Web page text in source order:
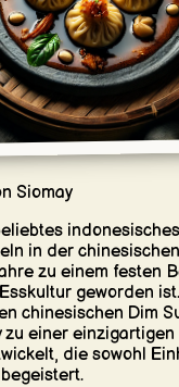
Siomay
in der
zu einem festen
geworden
chinesischen Dim
zu einer
die sowohl